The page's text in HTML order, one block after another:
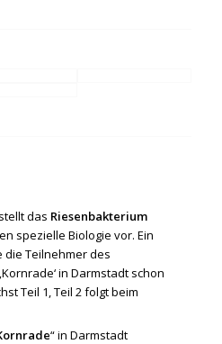
das Riesenbakterium
spezielle Biologie vor. Ein
die Teilnehmer des
in Darmstadt schon
Teil 1, Teil 2 folgt beim
“ in Darmstadt